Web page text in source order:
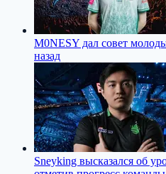
M0NESY дал совет
назад
Sneyking высказался об